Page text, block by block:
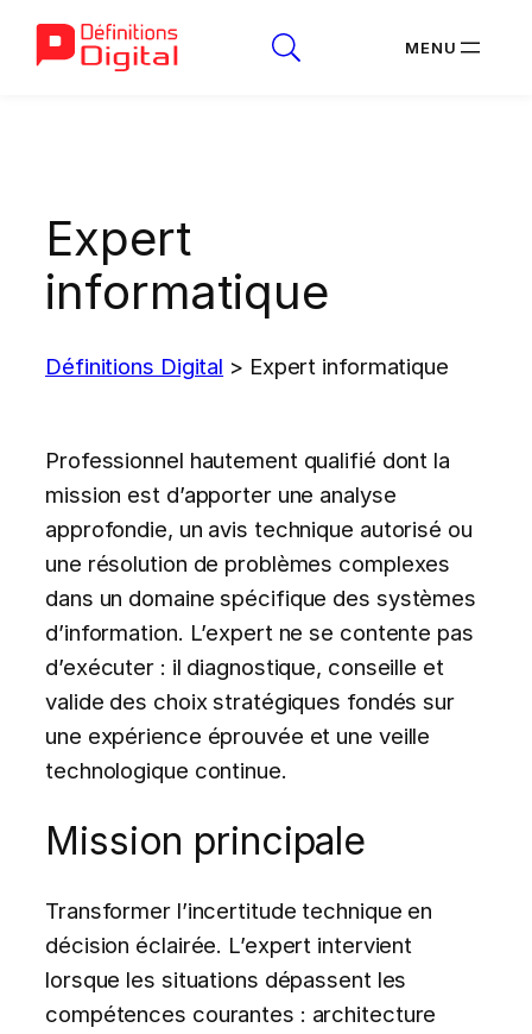
Expert
informatique
Définitions Digital > Expert informatique
Professionnel hautement qualifié dont la
mission est d’apporter une analyse
approfondie, un avis technique autorisé ou
une résolution de problèmes complexes
dans un domaine spécifique des systèmes
d’information. L’expert ne se contente pas
d’exécuter : il diagnostique, conseille et
valide des choix stratégiques fondés sur
une expérience éprouvée et une veille
technologique continue.
Mission principale
Transformer l’incertitude technique en
décision éclairée. L’expert intervient
lorsque les situations dépassent les
compétences courantes : architecture